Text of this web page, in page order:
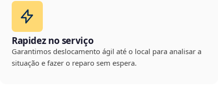
Rapidez no serviço
Garantimos deslocamento ágil até o local para analisar a
situação e fazer o reparo sem espera.